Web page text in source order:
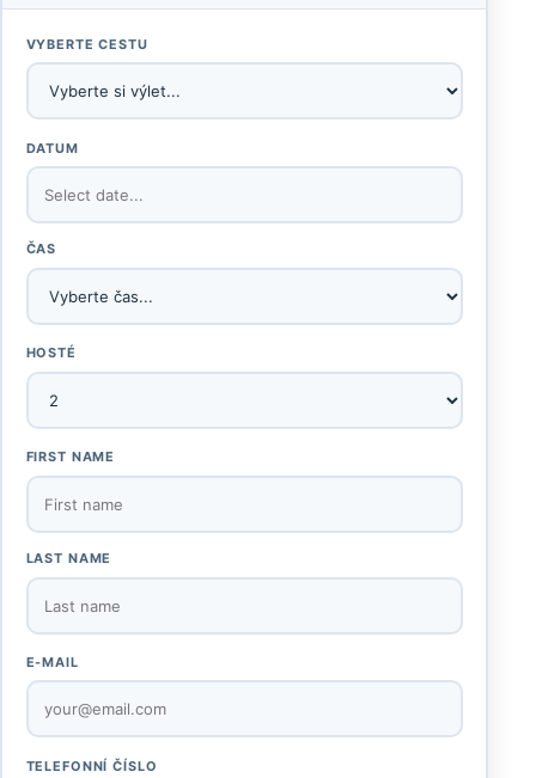
VYBERTE CESTU
DATUM
ČAS
HOSTÉ
FIRST NAME
LAST NAME
E-MAIL
TELEFONNÍ ČÍSLO